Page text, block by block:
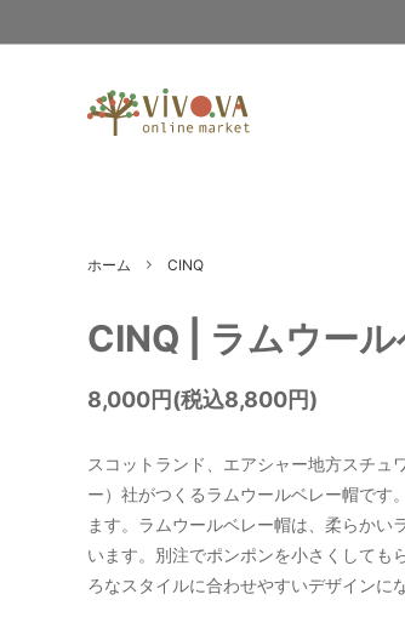
服 | 服飾小物 | シューズ
STATIONERY
文具 | ポストカード
PRICE DOWN
gena kuwan
KIMURA YUKO - 木村悠子
Melissa Joy Manning（アクセ
リー）
MOGNO6.（内田洋一朗）
ホーム CINQ
CINQ | ラムウー
8,000円(税込8,800円)
スコットランド、エアシャー地方スチ
ー）社がつくるラムウールベレー帽で
ます。ラムウールベレー帽は、柔らかい
います。別注でポンポンを小さくしても
ろなスタイルに合わせやすいデザインに